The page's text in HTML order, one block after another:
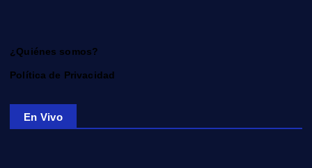
¿Quiénes somos?
Política de Privacidad
En Vivo